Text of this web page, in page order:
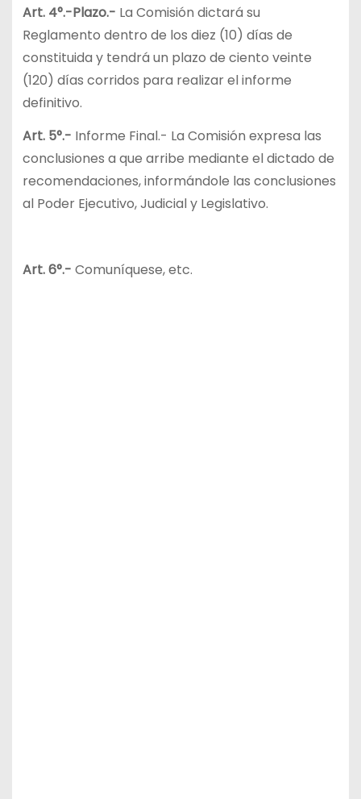
Art. 4°.-Plazo.- La Comisión dictará su
Reglamento dentro de los diez (10) días de
constituida y tendrá un plazo de ciento veinte
(120) días corridos para realizar el informe
definitivo.
Art. 5°.- Informe Final.- La Comisión expresa las
conclusiones a que arribe mediante el dictado de
recomendaciones, informándole las conclusiones
al Poder Ejecutivo, Judicial y Legislativo.
Art. 6°.- Comuníquese, etc.